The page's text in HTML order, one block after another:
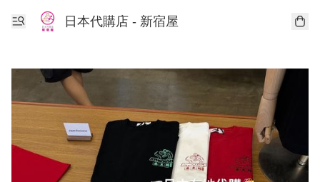
日本代購店 - 新宿屋